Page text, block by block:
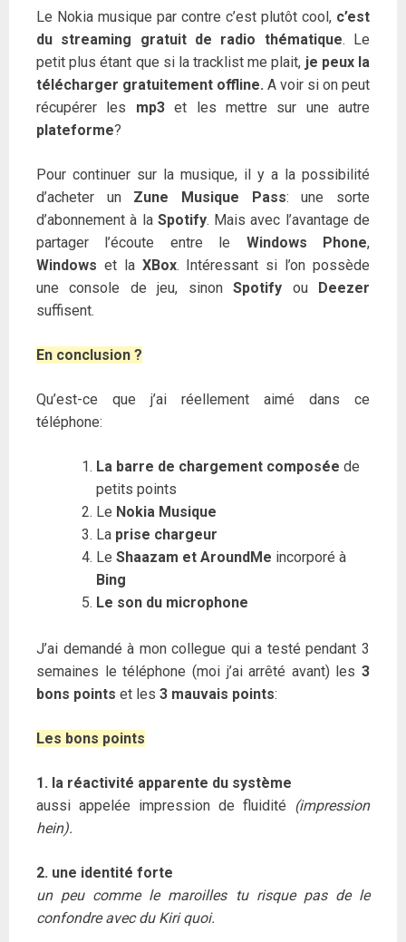
Le Nokia musique par contre c’est plutôt cool, c’est
du streaming gratuit de radio thématique. Le
petit plus étant que si la tracklist me plait, je peux la
télécharger gratuitement offline. A voir si on peut
récupérer les mp3et les mettre sur une autre
plateforme?
Pour continuer sur la musique, il y a la possibilité
d’acheter un Zune Musique Pass: une sorte
d’abonnement à la Spotify. Mais avec l’avantage de
partager l’écoute entre le Windows Phone,
Windows et la XBox. Intéressant si l’on possède
une console de jeu, sinonSpotify ou
Deezer
suffisent.
En conclusion ?
Qu’est-ce que j’ai réellement aimé dans ce
téléphone:
La barre de chargement composée de
petits points
Le Nokia Musique
La prise chargeur
Le Shaazam et AroundMe incorporé à
Bing
Le son du microphone
J’ai demandé à mon collegue qui a testé pendant 3
semaines le téléphone (moi j’ai arrêté avant) les 3
bons points et les 3 mauvais points:
Les bons points
1. la réactivité apparente du système
aussi appelée impression de fluidité (impression
hein).
2. une identité forte
un peu comme le maroilles tu risque pas de le
confondre avec du Kiri quoi.